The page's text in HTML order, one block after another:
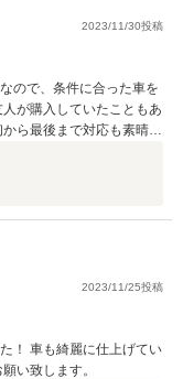
2023/11/30投稿
ので、条件に合った車を
が購入していたこともあ
ら最後まで対応も素晴ら
2023/11/25投稿
！ 車も綺麗に仕上げてい
い致します。